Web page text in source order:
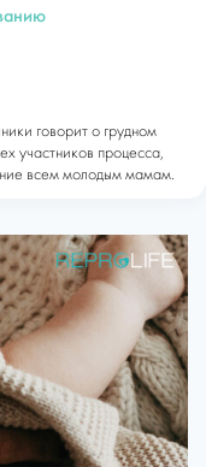
говорит о грудном
участников процесса,
всем молодым мамам.